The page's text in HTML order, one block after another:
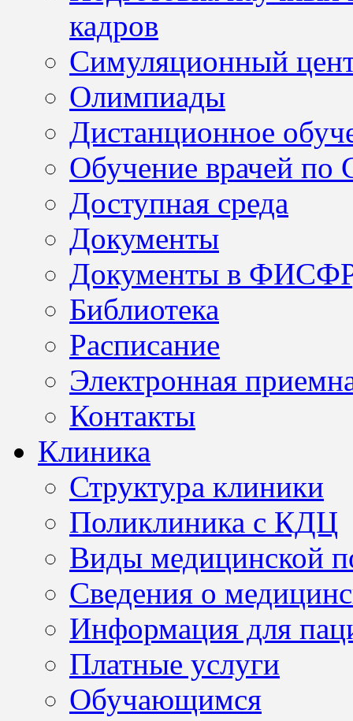
кадров
Симуляционный
Олимпиады
Дистанционное
Обучение врачей по
Доступная среда
Документы
Документы в
Библиотека
Расписание
Электронная
Контакты
Клиника
Структура клиники
Поликлиника с КДЦ
Виды медицинской
Сведения о
Информация для
Платные услуги
Обучающимся